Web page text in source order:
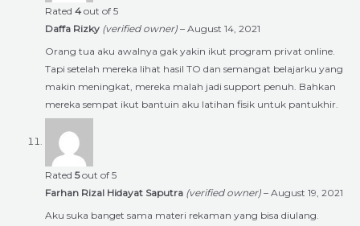
Rated 4 out of 5
Daffa Rizky (verified owner) – August 14, 2021
Orang tua aku awalnya gak yakin ikut program privat online.
Tapi setelah mereka lihat hasil TO dan semangat belajarku yang
makin meningkat, mereka malah jadi support penuh. Bahkan
mereka sempat ikut bantuin aku latihan fisik untuk pantukhir.
Rated 5out of 5
Farhan Rizal Hidayat Saputra (verified owner) – August 19, 2021
Aku suka banget sama materi rekaman yang bisa diulang.